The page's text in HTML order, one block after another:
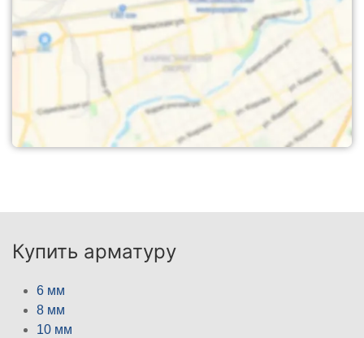
Купить арматуру
6 мм
8 мм
10 мм